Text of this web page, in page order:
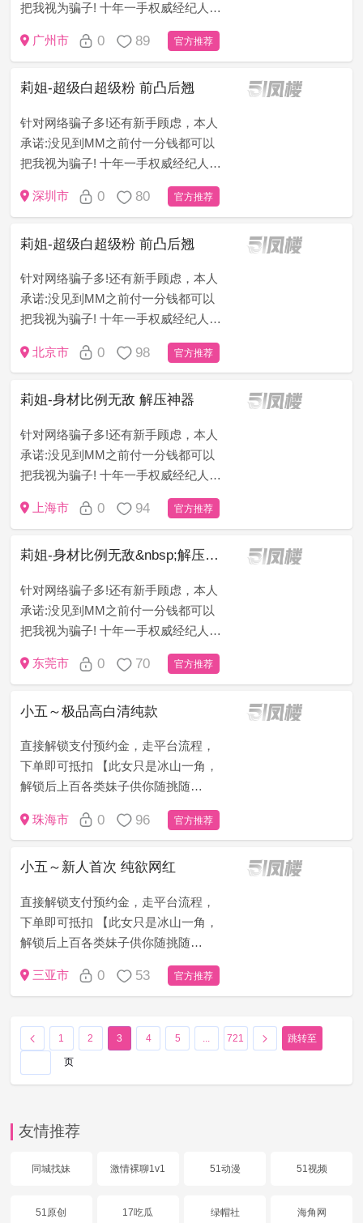
把我视为骗子! 十年一手权威经纪人
（老司机秒懂）为了打消客户顾虑，
只做无套路，无定金，无押金，无办
广州市 0 89 官方推荐
莉姐-超级白超级粉 前凸后翘
针对网络骗子多!还有新手顾虑，本人
承诺:没见到MM之前付一分钱都可以
把我视为骗子! 十年一手权威经纪人
（老司机秒懂）为了打消客户顾虑，
只做无套路，无定金，无押金，无办
深圳市 0 80 官方推荐
莉姐-超级白超级粉 前凸后翘
针对网络骗子多!还有新手顾虑，本人
承诺:没见到MM之前付一分钱都可以
把我视为骗子! 十年一手权威经纪人
（老司机秒懂）为了打消客户顾虑，
只做无套路，无定金，无押金，无办
北京市 0 98 官方推荐
莉姐-身材比例无敌 解压神器
针对网络骗子多!还有新手顾虑，本人
承诺:没见到MM之前付一分钱都可以
把我视为骗子! 十年一手权威经纪人
（老司机秒懂）为了打消客户顾虑，
只做无套路，无定金，无押金，无办
上海市 0 94 官方推荐
莉姐-身材比例无敌&nbsp;解压神器
针对网络骗子多!还有新手顾虑，本人
承诺:没见到MM之前付一分钱都可以
把我视为骗子! 十年一手权威经纪人
（老司机秒懂）为了打消客户顾虑，
只做无套路，无定金，无押金，无办
东莞市 0 70 官方推荐
小五～极品高白清纯款
直接解锁支付预约金，走平台流程，
下单即可抵扣 【此女只是冰山一角，
解锁后上百各类妹子供你随挑随
选】。 妹子照片真人真照对版，大圈
妹妹，品质高端。平台保证，安全无
你【备...
珠海市 0 96 官方推荐
小五～新人首次 纯欲网红
直接解锁支付预约金，走平台流程，
下单即可抵扣 【此女只是冰山一角，
解锁后上百各类妹子供你随挑随
选】。 妹子照片真人真照对版，大圈
妹妹，品质高端。平台保证，安全无
你【备...
三亚市 0 53 官方推荐
1 2 3 4 5 721 跳转至
页
友情推荐
同城找妹 激情裸聊1v1 51动漫 51视频
51原创 17吃瓜 绿帽社 海角网